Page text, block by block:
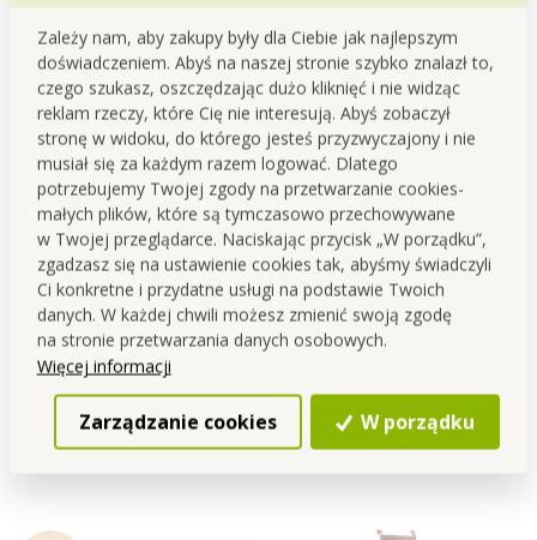
Zależy nam, aby zakupy były dla Ciebie jak najlepszym
doświadczeniem. Abyś na naszej stronie szybko znalazł to,
czego szukasz, oszczędzając dużo kliknięć i nie widząc
reklam rzeczy, które Cię nie interesują. Abyś zobaczył
stronę w widoku, do którego jesteś przyzwyczajony i nie
musiał się za każdym razem logować. Dlatego
potrzebujemy Twojej zgody na przetwarzanie cookies-
małych plików, które są tymczasowo przechowywane
w Twojej przeglądarce. Naciskając przycisk „W porządku”,
zgadzasz się na ustawienie cookies tak, abyśmy świadczyli
Ci konkretne i przydatne usługi na podstawie Twoich
danych. W każdej chwili możesz zmienić swoją zgodę
na stronie przetwarzania danych osobowych.
Więcej informacji
Zarządzanie cookies W porządku
POWIETRZOZASYSACZ |
elektryczna pompka
próżniowa + 4 worki & korek
do wina GRATIS | SOUS-VIDE
& wielokrotne użycie
Cena dla Ciebie
169,59 zł
Do koszyka
Dostępne
POWIETRZOZASYSACZ | 3
szt. | próżniowe woreczki
strunowe 6 L z zaworkiem
Cena dla Ciebie
18,90 zł
Do koszyka
Dostępne